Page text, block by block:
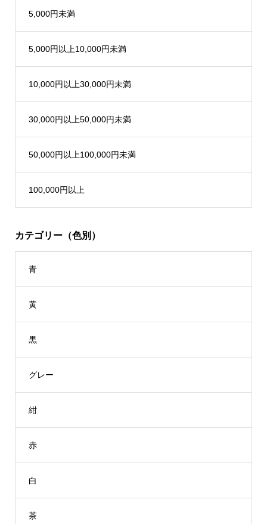
5,000円未満
5,000円以上10,000円未満
10,000円以上30,000円未満
30,000円以上50,000円未満
50,000円以上100,000円未満
100,000円以上
カテゴリー（色別）
青
黄
黒
グレー
紺
赤
白
茶